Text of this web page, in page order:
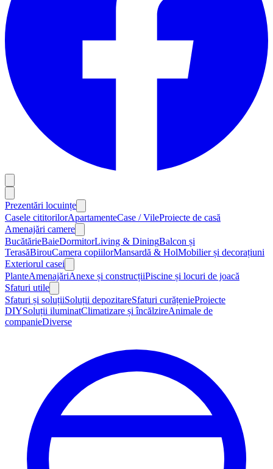
Prezentări locuințe
Casele cititorilorApartamenteCase / VileProiecte de casă
Amenajări camere
BucătărieBaieDormitorLiving & DiningBalcon și
TerasăBirouCamera copiilorMansardă & HolMobilier și decorațiuni
Exteriorul casei
PlanteAmenajăriAnexe și construcțiiPiscine și locuri de joacă
Sfaturi utile
Sfaturi și soluțiiSoluții depozitareSfaturi curățenieProiecte
DIYSoluții iluminatClimatizare și încălzireAnimale de
companieDiverse